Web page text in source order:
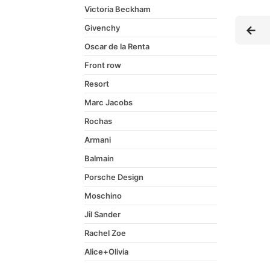
Victoria Beckham
Givenchy
Oscar de la Renta
Front row
Resort
Marc Jacobs
Rochas
Armani
Balmain
Porsche Design
Moschino
Jil Sander
Rachel Zoe
Alice+Olivia